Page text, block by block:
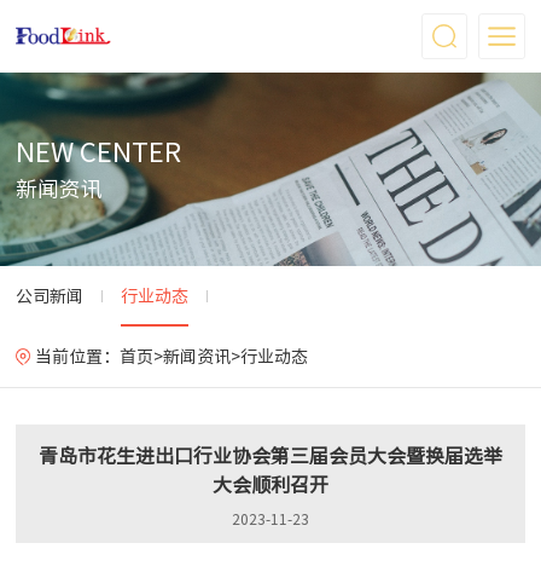
NEW CENTER
新闻资讯
公司新闻 行业动态
当前位置：首页>新闻资讯>行业动态
青岛市花生进出口行业协会第三届会员大会暨换届选举
大会顺利召开
2023-11-23